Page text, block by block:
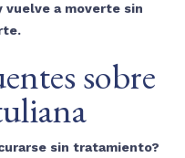
vuelve a moverte sin
sobre
sin tratamiento?